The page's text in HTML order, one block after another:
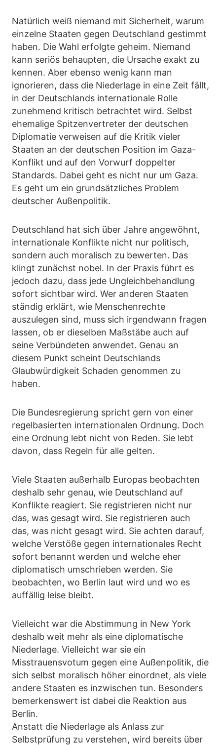
Natürlich weiß niemand mit Sicherheit, warum
einzelne Staaten gegen Deutschland gestimmt
haben. Die Wahl erfolgte geheim. Niemand
kann seriös behaupten, die Ursache exakt zu
kennen. Aber ebenso wenig kann man
ignorieren, dass die Niederlage in eine Zeit fällt,
in der Deutschlands internationale Rolle
zunehmend kritisch betrachtet wird. Selbst
ehemalige Spitzenvertreter der deutschen
Diplomatie verweisen auf die Kritik vieler
Staaten an der deutschen Position im Gaza-
Konflikt und auf den Vorwurf doppelter
Standards. Dabei geht es nicht nur um Gaza.
Es geht um ein grundsätzliches Problem
deutscher Außenpolitik.
Deutschland hat sich über Jahre angewöhnt,
internationale Konflikte nicht nur politisch,
sondern auch moralisch zu bewerten. Das
klingt zunächst nobel. In der Praxis führt es
jedoch dazu, dass jede Ungleichbehandlung
sofort sichtbar wird. Wer anderen Staaten
ständig erklärt, wie Menschenrechte
auszulegen sind, muss sich irgendwann fragen
lassen, ob er dieselben Maßstäbe auch auf
seine Verbündeten anwendet. Genau an
diesem Punkt scheint Deutschlands
Glaubwürdigkeit Schaden genommen zu
haben.
Die Bundesregierung spricht gern von einer
regelbasierten internationalen Ordnung. Doch
eine Ordnung lebt nicht von Reden. Sie lebt
davon, dass Regeln für alle gelten.
Viele Staaten außerhalb Europas beobachten
deshalb sehr genau, wie Deutschland auf
Konflikte reagiert. Sie registrieren nicht nur
das, was gesagt wird. Sie registrieren auch
das, was nicht gesagt wird. Sie achten darauf,
welche Verstöße gegen internationales Recht
sofort benannt werden und welche eher
diplomatisch umschrieben werden. Sie
beobachten, wo Berlin laut wird und wo es
auffällig leise bleibt.
Vielleicht war die Abstimmung in New York
deshalb weit mehr als eine diplomatische
Niederlage. Vielleicht war sie ein
Misstrauensvotum gegen eine Außenpolitik, die
sich selbst moralisch höher einordnet, als viele
andere Staaten es inzwischen tun. Besonders
bemerkenswert ist dabei die Reaktion aus
Berlin.
Anstatt die Niederlage als Anlass zur
Selbstprüfung zu verstehen, wird bereits über